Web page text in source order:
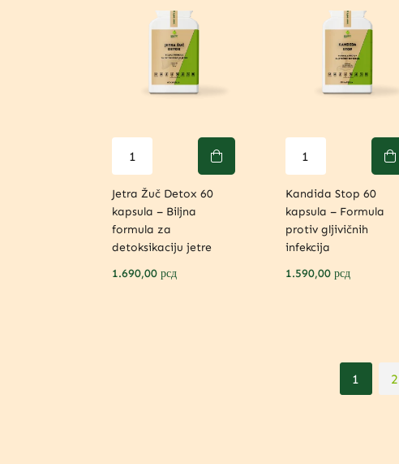
Jetra Žuč Detox 60
kapsula – Biljna
formula za
detoksikaciju jetre
1.690,00 рсд
Kandida Stop 60
kapsula – Formula
protiv gljivičnih
infekcija
1.590,00 рсд
1 2